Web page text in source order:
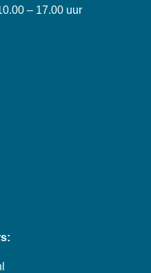
– 17.00 uur